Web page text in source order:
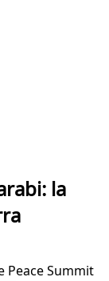
la
Peace Summit